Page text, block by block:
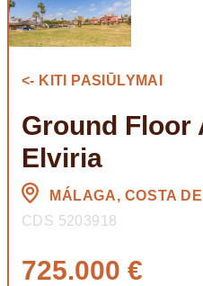
<- KITI PASIŪLYMAI
Ground Floor
Elviria
MÁLAGA, COSTA
CDS 5203918
725.000 €